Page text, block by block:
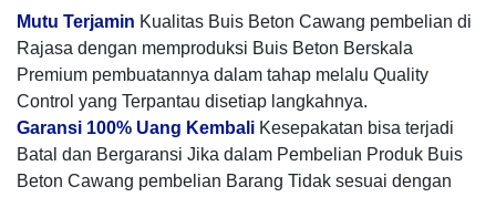
Mutu Terjamin Kualitas Buis Beton Cawang pembelian di
Rajasa dengan memproduksi Buis Beton Berskala
Premium pembuatannya dalam tahap melalu Quality
Control yang Terpantau disetiap langkahnya.
Garansi 100% Uang Kembali Kesepakatan bisa terjadi
Batal dan Bergaransi Jika dalam Pembelian Produk Buis
Beton Cawang pembelian Barang Tidak sesuai dengan